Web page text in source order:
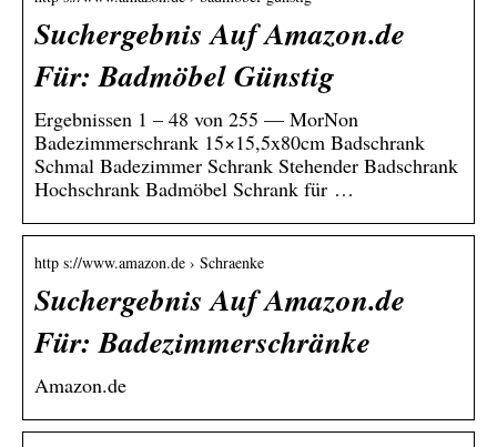
Suchergebnis Auf Amazon.de
Für: Badmöbel Günstig
Ergebnissen 1 – 48 von 255 — MorNon
Badezimmerschrank 15×15,5x80cm Badschrank
Schmal Badezimmer Schrank Stehender Badschrank
Hochschrank Badmöbel Schrank für …
http s://www.amazon.de › Schraenke
Suchergebnis Auf Amazon.de
Für: Badezimmerschränke
Amazon.de